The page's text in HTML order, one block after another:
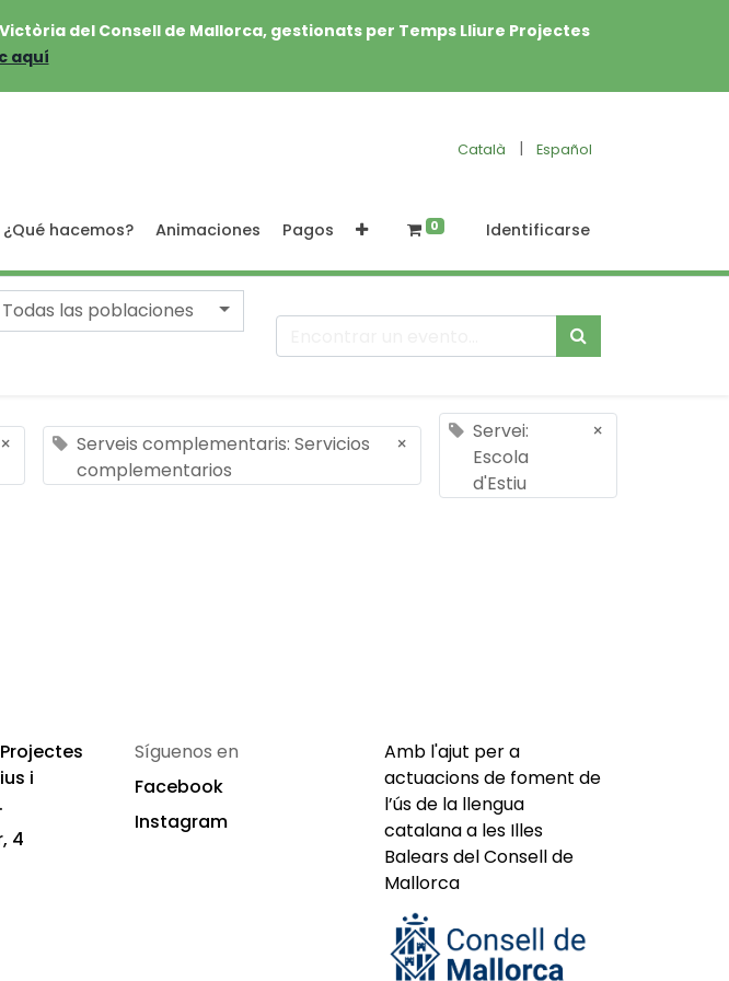
del Consell de Mallorca, gestionats per Temps Lliure Projectes
aquí
Català | Español
¿Qué hacemos? Animaciones Pagos 0 Identificarse
Todas las poblaciones
×
Serveis complementaris: Servicios
complementarios
×
Servei:
Escola
d'Estiu
×
i
4
Síguenos en
Facebook
Instagram
Amb l'ajut per a
actuacions de foment de
l’ús de la llengua
catalana a les Illes
Balears del Consell de
Mallorca